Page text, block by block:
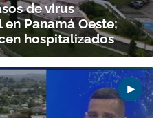
de virus
Panamá Oeste;
hospitalizados